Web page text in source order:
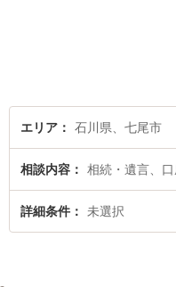
エリア 石川県、七尾市
相談内容 相続・遺言、
詳細条件 未選択